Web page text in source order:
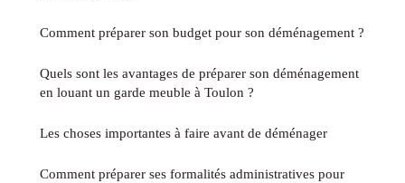
Comment préparer son budget pour son déménagement ?
Quels sont les avantages de préparer son déménagement
en louant un garde meuble à Toulon ?
Les choses importantes à faire avant de déménager
Comment préparer ses formalités administratives pour